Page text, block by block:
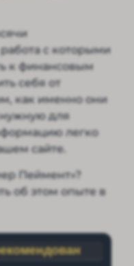
с которыми
к финансовым
себя от
как именно они
для
легко
сайте.
Пеймент»?
об этом опыте в